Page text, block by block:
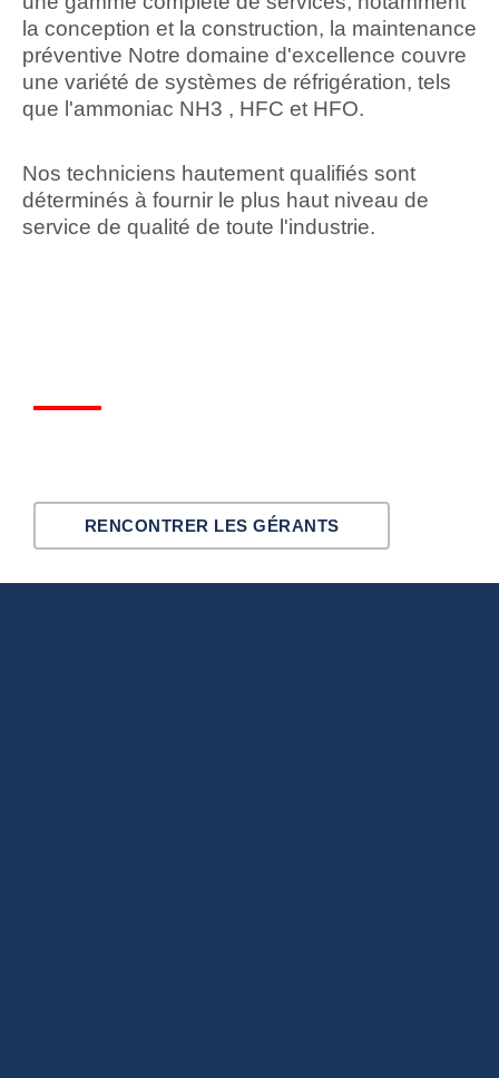
la conception et la construction, la maintenance
préventive Notre domaine d'excellence couvre
une variété de systèmes de réfrigération, tels
que l'ammoniac NH3 , HFC et HFO.
Nos techniciens hautement qualifiés sont
déterminés à fournir le plus haut niveau de
service de qualité de toute l'industrie.
RENCONTRER LES GÉRANTS